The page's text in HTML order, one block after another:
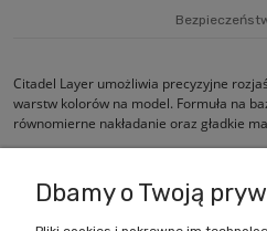
Citadel Layer umożliwia precyzyjne
warstw kolorów na model. Formuła na
równomierne nakładanie oraz gładkie
Dbamy o Twoją